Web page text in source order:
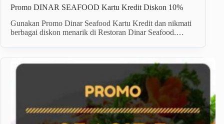
Promo DINAR SEAFOOD Kartu Kredit Diskon 10%
Gunakan Promo Dinar Seafood Kartu Kredit dan nikmati
berbagai diskon menarik di Restoran Dinar Seafood.…